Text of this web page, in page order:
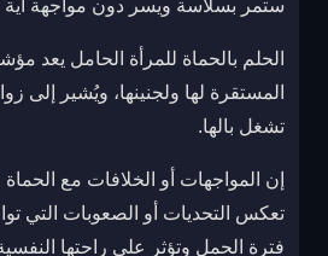
ستمر بسلاسة ويسر دون مواجهة أية
الحلم بالحماة للمرأة الحامل يعد
المستقرة لها ولجنينها، ويُشير إلى
تشغل بالها.
إن المواجهات أو الخلافات مع
تعكس التحديات أو الصعوبات التي
فترة الحمل وتؤثر على راحتها